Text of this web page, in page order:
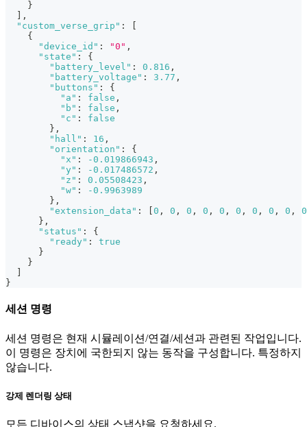
}
,
"custom_verse_grip" :
{
"device_id" : "0" ,
"state" :
{
"battery_level" : 0.816 ,
"battery_voltage" : 3.77 ,
"buttons" :
{
"a" : false ,
"b" : false ,
"c" :
false
} ,
"hall" : 16 ,
"orientation" :
{
"x" : -0.019866943 ,
"y" : -0.017486572 ,
"z" : 0.05508423 ,
"w" :
-0.9963989
} ,
"extension_data" : 0 , 0 , 0 , 0 , 0 , 0 , 0 , 0 , 0 ,
0
} ,
"status" :
{
"ready" :
true
}
}
}
세션 명령
세션 명령은 현재 시뮬레이션/연결/세션과 관련된 작업입니다.
이 명령은 장치에 국한되지 않는 동작을 구성합니다. 특정하지
않습니다.
강제 렌더링 상태
모든 디바이스의 상태 스냅샷을 요청하세요.